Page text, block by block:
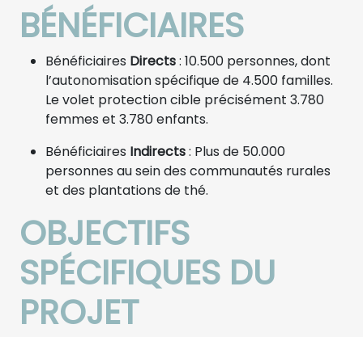
BÉNÉFICIAIRES
Bénéficiaires Directs: 10.500 personnes, dont
l’autonomisation spécifique de 4.500 familles.
Le volet protection cible précisément 3.780
femmes et 3.780 enfants.
Bénéficiaires Indirects: Plus de 50.000
personnes au sein des communautés rurales
et des plantations de thé.
OBJECTIFS
SPÉCIFIQUES DU
PROJET